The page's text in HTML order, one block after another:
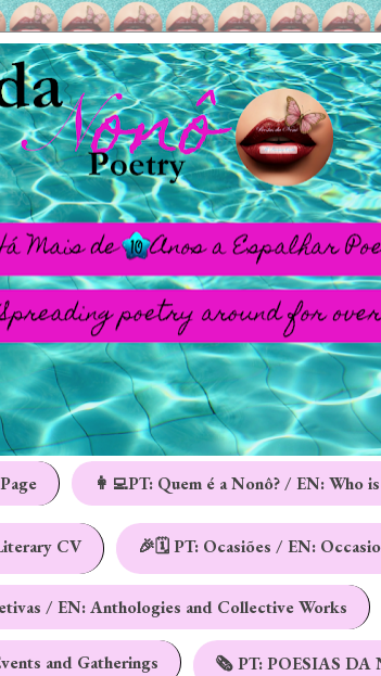
👩‍💻PT: Quem é a Nonô? / EN: Who
CV 🎉🗓️ PT: Ocasiões / EN:
/ EN: Anthologies and Collective Works
and Gatherings 🗞️ PT: POESIAS DA